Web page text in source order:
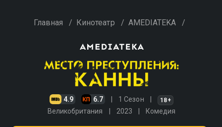
Главная / Кинотеатр / AMEDIATEKA /
4.9 6.7 1 Сезон 18+
Великобритания 2023 Комедия